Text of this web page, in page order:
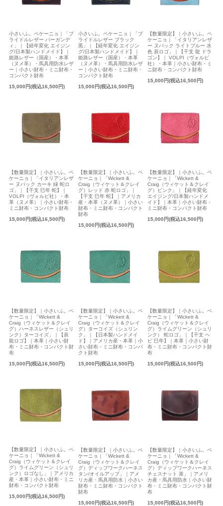
小さいふ。ペケーニョ｜「ブ
ライドルレザー バーガンデ
ィ」｜【経年変化 エイジン
グ/日本製ハンドメイド】｜
姫路レザー（国産）・本革
（ヌメ革）・馬具用防水レザ
ー｜小さい財布・ミニ財布・
コンパクト財布
15,000円(税込16,500円)
小さいふ。ペケーニョ｜「ブ
ライドルレザー ブラック
黒」｜【経年変化 エイジン
グ/日本製ハンドメイド】｜
姫路レザー（国産）・本革
（ヌメ革）・馬具用防水レザ
ー｜小さい財布・ミニ財布・
コンパクト財布
15,000円(税込16,500円)
【数量限定】｜小さいふ。ペ
ケーニョ｜「イタリアンレザ
ー ヌバック ライトブルー 水
色 辰ロゴ」｜【干支 龍 ドラ
ゴン】｜ VOLPI（ヴォルピ
社）・本革｜小さい財布・ミ
ニ財布・コンパクト財布
15,000円(税込16,500円)
【数量限定】｜小さいふ。ペ
ケーニョ｜「イタリアンレザ
ー ヌバック カーキ 緑 蛇ロ
ゴ」｜【干支 巳年 蛇】｜
VOLPI（ヴォルピ社）・本
革（ヌメ革）｜小さい財布・
ミニ財布・コンパクト財布
15,000円(税込16,500円)
【数量限定】｜小さいふ。ペ
ケーニョ｜「Wickett &
Craig（ウィケット＆クレイ
グ）レッド 赤 蛇ロゴ」｜
【干支 巳年 蛇】｜アメリカ
産・本革（ヌメ革）｜小さい
財布・ミニ財布・コンパクト
財布
15,000円(税込16,500円)
【数量限定】｜小さいふ。ペ
ケーニョ｜「Wickett &
Craig（ウィケット＆クレイ
グ）ピンク」｜【経年変化
エイジング/日本製ハンドメ
イド】｜本革｜小さい財布・
ミニ財布・コンパクト財布
15,000円(税込16,500円)
【数量限定】｜小さいふ。ペ
ケーニョ｜「Wickett &
Craig（ウィケット＆クレイ
グ）ハーネスレザー（シュリ
ンク）ターコイズ」｜【辰
龍ロゴ】｜本革｜小さい財
布・ミニ財布・コンパクト財
布
15,000円(税込16,500円)
【数量限定】｜小さいふ。ペ
ケーニョ｜「Wickett &
Craig（ウィケット＆クレイ
グ）ターコイズ（シュリン
ク」｜【日本製ハンドメイ
ド】｜アメリカ産・本革｜小
さい財布・ミニ財布・コンパ
クト財布
15,000円(税込16,500円)
【数量限定】｜小さいふ。ペ
ケーニョ｜「Wickett &
Craig（ウィケット＆クレイ
グ）ライムグリーン（シュリ
ンク） 蛇ロゴ」｜【干支 ヘ
ビ 巳年】｜本革｜小さい財
布・ミニ財布・コンパクト財
布
15,000円(税込16,500円)
【数量限定】｜小さいふ。ペ
ケーニョ｜「Wickett &
Craig（ウィケット＆クレイ
グ）ライムグリーン（シュリ
ンク）ロゴなし」｜アメリカ
産・本革｜小さい財布・ミニ
財布・コンパクト財布
15,000円(税込16,500円)
【数量限定】｜小さいふ。ペ
ケーニョ｜「Wickett &
Craig（ウィケット＆クレイ
グ）ディップワークハーネス
タン/オイルアップ」｜アメ
リカ産・馬具用防水｜小さい
財布・ミニ財布・コンパクト
財布
15,000円(税込16,500円)
【数量限定】｜小さいふ。ペ
ケーニョ｜「Wickett &
Craig（ウィケット＆クレイ
グ）ディップワークハーネス
チェスナット 茶」｜アメリ
カ産・馬具用防水｜小さい財
布・ミニ財布・コンパクト財
布
15,000円(税込16,500円)